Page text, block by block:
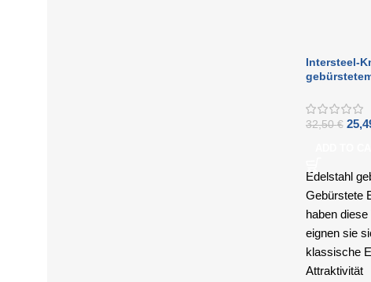
Intersteel-
32,50€
Edelstahl
Gebürstete
haben
eignen sie
klassische
Attraktivität